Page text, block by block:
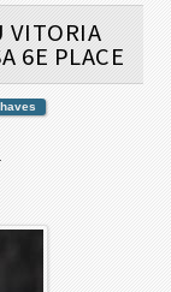
VITORIA
6E PLACE